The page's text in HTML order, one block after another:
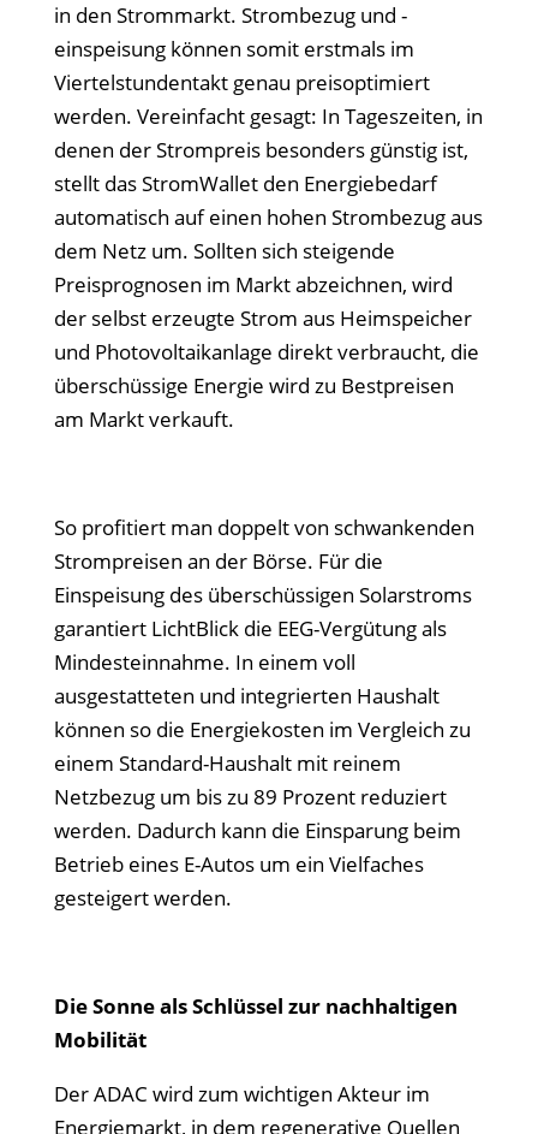
in den Strommarkt. Strombezug und -
einspeisung können somit erstmals im
Viertelstundentakt genau preisoptimiert
werden. Vereinfacht gesagt: In Tageszeiten, in
denen der Strompreis besonders günstig ist,
stellt das StromWallet den Energiebedarf
automatisch auf einen hohen Strombezug aus
dem Netz um. Sollten sich steigende
Preisprognosen im Markt abzeichnen, wird
der selbst erzeugte Strom aus Heimspeicher
und Photovoltaikanlage direkt verbraucht, die
überschüssige Energie wird zu Bestpreisen
am Markt verkauft.
So profitiert man doppelt von schwankenden
Strompreisen an der Börse. Für die
Einspeisung des überschüssigen Solarstroms
garantiert LichtBlick die EEG-Vergütung als
Mindesteinnahme. In einem voll
ausgestatteten und integrierten Haushalt
können so die Energiekosten im Vergleich zu
einem Standard-Haushalt mit reinem
Netzbezug um bis zu 89 Prozent reduziert
werden. Dadurch kann die Einsparung beim
Betrieb eines E-Autos um ein Vielfaches
gesteigert werden.
Die Sonne als Schlüssel zur nachhaltigen
Mobilität
Der ADAC wird zum wichtigen Akteur im
Energiemarkt, in dem regenerative Quellen